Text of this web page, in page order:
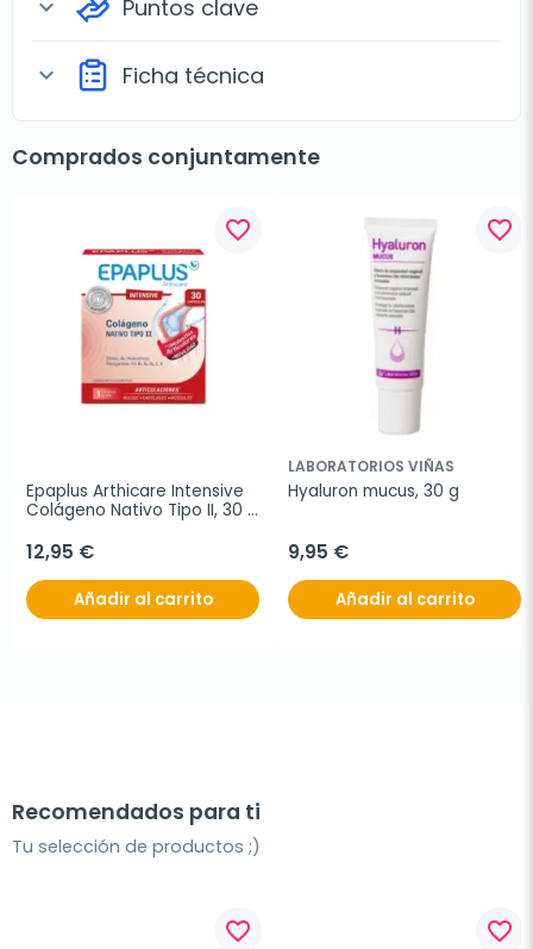
expand_more Puntos clave
expand_more Ficha técnica
Comprados conjuntamente
favorite_border
Epaplus Arthicare Intensive
Colágeno Nativo Tipo II, 30
12,95 €
Añadir al carrito
favorite_border
LABORATORIOS VIÑAS
Hyaluron mucus, 30 g
9,95 €
Añadir al carrito
Recomendados para ti
Tu selección de productos ;)
favorite_border favorite_border